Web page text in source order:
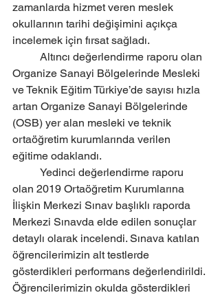
zamanlarda hizmet veren meslek
okullarının tarihi değişimini açıkça
incelemek için fırsat sağladı.
Organize Sanayi Bölgelerinde Mesleki
ve Teknik Eğitim Türkiye’de sayısı hızla
artan Organize Sanayi Bölgelerinde
(OSB) yer alan mesleki ve teknik
ortaöğretim kurumlarında verilen
eğitime odaklandı.
olan 2019 Ortaöğretim Kurumlarına
İlişkin Merkezi Sınav başlıklı raporda
Merkezi Sınavda elde edilen sonuçlar
detaylı olarak incelendi. Sınava katılan
öğrencilerimizin alt testlerde
gösterdikleri performans değerlendirildi.
Öğrencilerimizin okulda gösterdikleri